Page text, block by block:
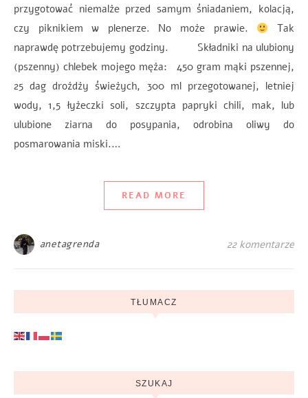
przygotować niemalże przed samym śniadaniem, kolacją,
czy piknikiem w plenerze. No może prawie.
Tak
naprawdę potrzebujemy godziny. Składniki na ulubiony
(pszenny) chlebek mojego męża: 450 gram mąki pszennej,
25 dag drożdży świeżych, 300 ml przegotowanej, letniej
wody, 1,5 łyżeczki soli, szczypta papryki chili, mak, lub
ulubione ziarna do posypania, odrobina oliwy do
posmarowania miski.…
READ MORE
anetagrenda 22 komentarze
TŁUMACZ
SZUKAJ